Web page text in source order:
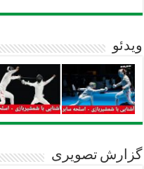
ویدئو
گزارش تصویری